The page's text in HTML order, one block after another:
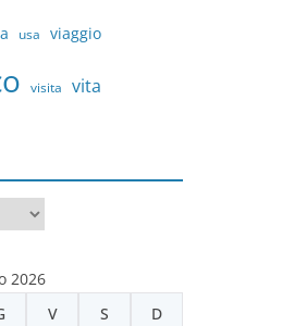
usa viaggio
visita vita
2026
V S D